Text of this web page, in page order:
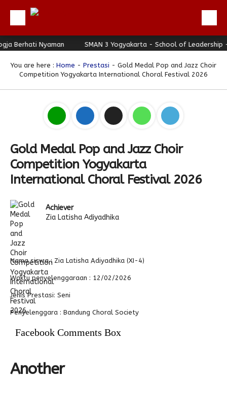
Beranda
Profil
Download
Hubungi Kami
Link Referensi
PPDB
Alumni
Nyaman SMAN 3 Yogyakarta - School of Leadership -
You are here : Home - Prestasi - Gold Medal Pop and Jazz Choir
Competition Yogyakarta International Choral Festival 2026
Gold Medal Pop and Jazz Choir
Competition Yogyakarta
International Choral Festival 2026
Achiever
Zia Latisha Adiyadhika
Nama siswa : Zia Latisha Adiyadhika (XI-4)
Waktu penyelenggaraan : 12/02/2026
Jenis Prestasi: Seni
Penyelenggara : Bandung Choral Society
Facebook Comments Box
Another